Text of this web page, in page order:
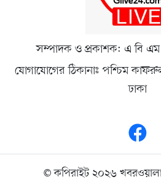
সম্পাদক ও প্রকাশক: এ বি
যোগাযোগের ঠিকানাঃ পশ্চিম
ঢাকা
© কপিরাইট ২০২৬ খবরওয়ালা।